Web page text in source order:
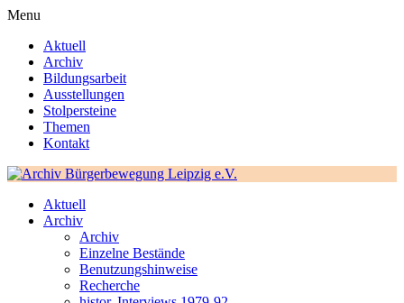
Menu
Aktuell
Archiv
Bildungsarbeit
Ausstellungen
Stolpersteine
Themen
Kontakt
Aktuell
Archiv
Archiv
Einzelne Bestände
Benutzungshinweise
Recherche